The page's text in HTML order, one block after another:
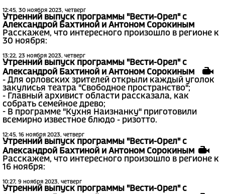
12:45, 30 ноября 2023, четверг
Утренний выпуск программы "Вести-Орел" с
Александрой Бахтиной и Антоном Сорокиным
Расскажем, что интересного произошло в регионе к
30 ноября:
13:22, 23 ноября 2023, четверг
Утренний выпуск программы "Вести-Орел" с
Александрой Бахтиной и Антоном Сорокиным
- Для орловских зрителей открыли каждый уголок
закулисья театра "Свободное пространство";
- Главный архивист области рассказала, как
собрать семейное древо;
- В программе "Кухня Наизнанку" приготовили
всемирно известное блюдо - ризотто.
12:45, 16 ноября 2023, четверг
Утренний выпуск программы "Вести-Орел" с
Александрой Бахтиной и Антоном Сорокиным
Расскажем, что интересного произошло в регионе к
16 ноября:
10:27, 9 ноября 2023, четверг
Утренний выпуск программы "Вести-Орел" с